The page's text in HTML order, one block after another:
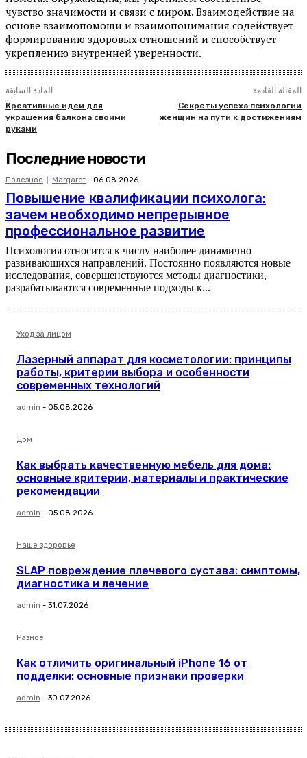
чувство значимости и связи с миром. Взаимодействие на
основе взаимопомощи и взаимопонимания содействует
формированию здоровых отношений и способствует
укреплению внутренней уверенности.
المادة السابقة
Креативные идеи для
украшения балкона своими
руками
المقالة القادمة
Секреты успеха психологии
женщин на пути к достижениям
Последние новости
Полезное Margaret - 06.08.2026
Повышение квалификации психолога:
зачем необходимо непрерывное
профессиональное развитие
Психология относится к числу наиболее динамично
развивающихся направлений. Постоянно появляются новые
исследования, совершенствуются методы диагностики,
разрабатываются современные подходы к...
Уход за лицом
Лазерный аппарат для косметологии: принципы
работы, критерии выбора и особенности
современных технологий
admin - 05.08.2026
Дом
Как выбрать качественную мебель для дома:
основные критерии, материалы и практические
рекомендации
admin - 05.08.2026
Наше здоровье
SLAP повреждение плечевого сустава: симптомы,
диагностика и лечение
admin - 31.07.2026
Разное
Как отличить оригинальный iPhone 16 от
подделки: основные признаки проверки
admin - 30.07.2026